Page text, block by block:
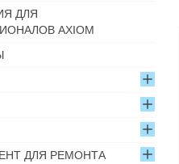
ДЛЯ
AXIOM
ДЛЯ РЕМОНТА